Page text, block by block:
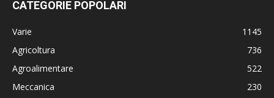
CATEGORIE POPOLARI
Varie
1145
Agricoltura
736
Agroalimentare
522
Meccanica
230